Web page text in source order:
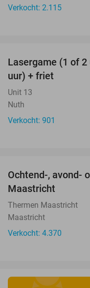
Verkocht: 2.115
Lasergame (1 of
uur) + friet
Unit 13
Nuth
Verkocht: 901
Ochtend-, avond-
Maastricht
Thermen Maastricht
Maastricht
Verkocht: 4.370